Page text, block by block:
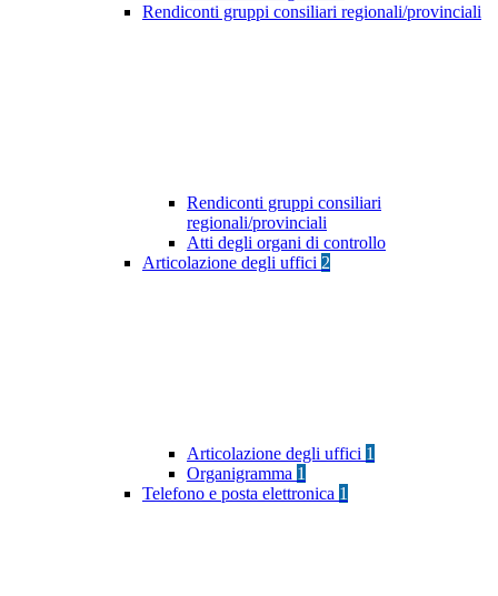
Rendiconti gruppi consiliari regionali/provinciali
Rendiconti gruppi consiliari
regionali/provinciali
Atti degli organi di controllo
Articolazione degli uffici 2
Articolazione degli uffici 1
Organigramma 1
Telefono e posta elettronica 1